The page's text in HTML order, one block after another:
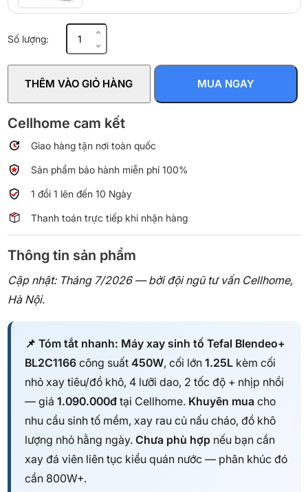
Số lượng:
Máy
xay
Tefal
Blendeo
–
450W,
số
lượng
THÊM VÀO GIỎ HÀNG MUA NGAY
Cellhome cam kết
Giao hàng tận nơi toàn quốc
Sản phẩm bảo hành miễn phí 100%
1 đổi 1 lên đến 10 Ngày
Thanh toán trực tiếp khi nhận hàng
Thông tin sản phẩm
Cập nhật: Tháng 7/2026 — bởi đội ngũ tư vấn Cellhome,
Hà Nội.
📌 Tóm tắt nhanh: Máy xay sinh tố Tefal Blendeo+
BL2C1166công suất 450W, cối lớn 1.25Lkèm cối
nhỏ xay tiêu/đồ khô, 4 lưỡi dao, 2 tốc độ + nhịp nhồi
— giá 1.090.000đtại Cellhome. Khuyên mua cho
nhu cầu sinh tố mềm, xay rau củ nấu cháo, đồ khô
lượng nhỏ hằng ngày. Chưa phù hợpnếu bạn cần
xay đá viên liên tục kiểu quán nước — phân khúc đó
cần 800W+.